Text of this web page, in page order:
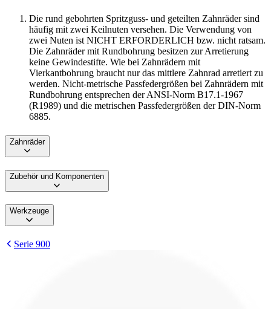
Die rund gebohrten Spritzguss- und geteilten Zahnräder sind
häufig mit zwei Keilnuten versehen. Die Verwendung von
zwei Nuten ist NICHT ERFORDERLICH bzw. nicht ratsam.
Die Zahnräder mit Rundbohrung besitzen zur Arretierung
keine Gewindestifte. Wie bei Zahnrädern mit
Vierkantbohrung braucht nur das mittlere Zahnrad arretiert zu
werden. Nicht-metrische Passfedergrößen bei Zahnrädern mit
Rundbohrung entsprechen der ANSI-Norm B17.1-1967
(R1989) und die metrischen Passfedergrößen der DIN-Norm
6885.
Zahnräder
Zubehör und Komponenten
Werkzeuge
Serie 900